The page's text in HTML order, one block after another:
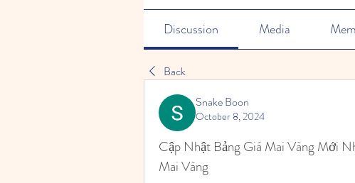
Discussion Media
Back
Snake Boon
October 8, 2024
Cập Nhật Bảng Giá Mai Vàng Mới
Mai Vàng